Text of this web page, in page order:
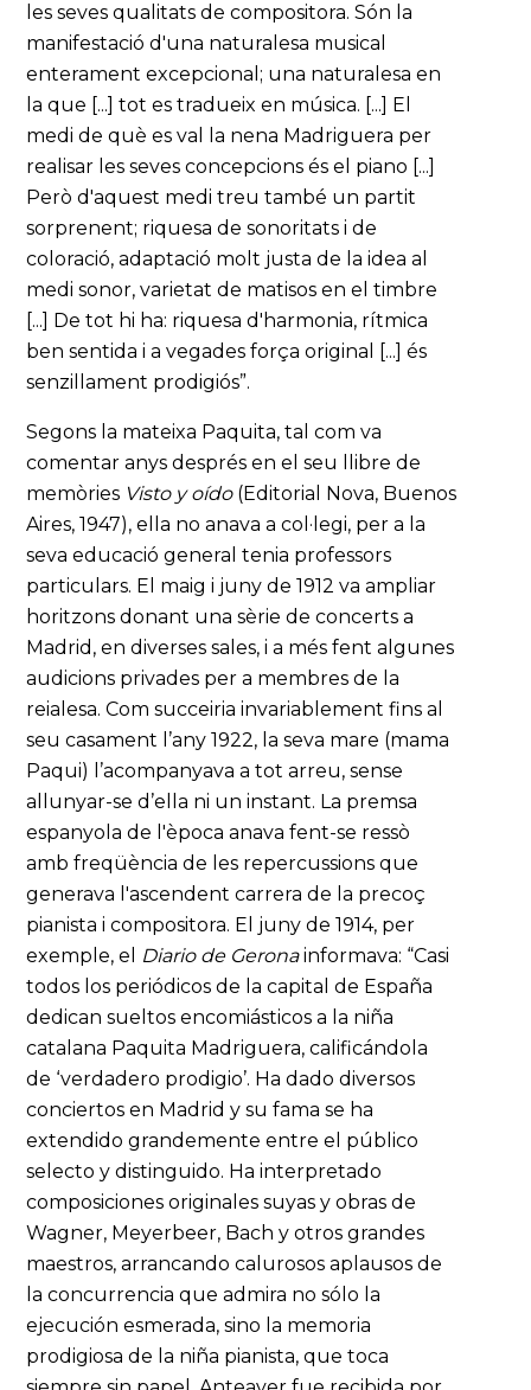
les seves qualitats de compositora. Són la
manifestació d'una naturalesa musical
enterament excepcional; una naturalesa en
la que [...] tot es tradueix en música. [...] El
medi de què es val la nena Madriguera per
realisar les seves concepcions és el piano [...]
Però d'aquest medi treu també un partit
sorprenent; riquesa de sonoritats i de
coloració, adaptació molt justa de la idea al
medi sonor, varietat de matisos en el timbre
[...] De tot hi ha: riquesa d'harmonia, rítmica
ben sentida i a vegades força original [...] és
senzillament prodigiós”.
Segons la mateixa Paquita, tal com va
comentar anys després en el seu llibre de
memòries Visto y oído(Editorial Nova, Buenos
Aires, 1947), ella no anava a col·legi, per a la
seva educació general tenia professors
particulars. El maig i juny de 1912 va ampliar
horitzons donant una sèrie de concerts a
Madrid, en diverses sales, i a més fent algunes
audicions privades per a membres de la
reialesa. Com succeiria invariablement fins al
seu casament l’any 1922, la seva mare (mama
Paqui) l’acompanyava a tot arreu, sense
allunyar-se d’ella ni un instant. La premsa
espanyola de l'època anava fent-se ressò
amb freqüència de les repercussions que
generava l'ascendent carrera de la precoç
pianista i compositora. El juny de 1914, per
exemple, el Diario de Geronainformava: “Casi
todos los periódicos de la capital de España
dedican sueltos encomiásticos a la niña
catalana Paquita Madriguera, calificándola
de ‘verdadero prodigio’. Ha dado diversos
conciertos en Madrid y su fama se ha
extendido grandemente entre el público
selecto y distinguido. Ha interpretado
composiciones originales suyas y obras de
Wagner, Meyerbeer, Bach y otros grandes
maestros, arrancando calurosos aplausos de
la concurrencia que admira no sólo la
ejecución esmerada, sino la memoria
prodigiosa de la niña pianista, que toca